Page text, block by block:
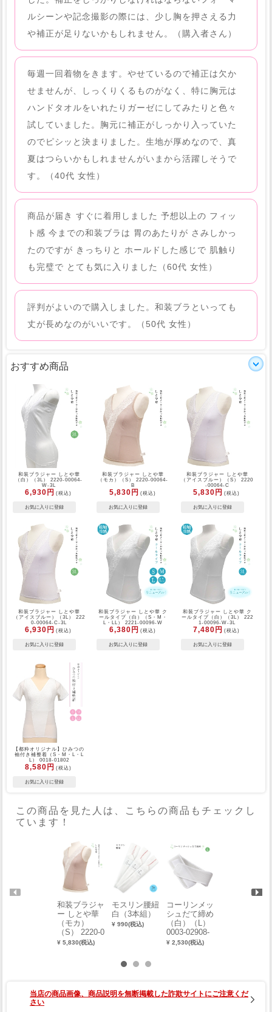
ルシーンや記念撮影の際には、少し胸を押さえる力
や補正が足りないかもしれません。（購入者さん）
毎週一回着物をきます。やせているので補正は欠か
せませんが、しっくりくるものがなく、特に胸元は
ハンドタオルをいれたりガーゼにしてみたりと色々
試していました。胸元に補正がしっかり入っていた
のでピシッと決まりました。生地が厚めなので、真
夏はつらいかもしれませんがいまから活躍しそうで
す。（40代 女性）
商品が届き すぐに着用しました 予想以上の フィッ
ト感 今までの和装ブラは 胃のあたりが さみしかっ
たのですが きっちりと ホールドした感じで 肌触り
も完璧で とても気に入りました（60代 女性）
評判がよいので購入しました。和装ブラといっても
丈が長めなのがいいです。（50代 女性）
おすすめ商品
和装ブラジャー しとや華
（白）（3L） 2220-00064-
W-3L
6,930円 (税込)
和装ブラジャー しとや華
（モカ）（S） 2220-00064-
B
5,830円 (税込)
和装ブラジャー しとや華
（アイスブルー）（S） 2220
-00064-C
5,830円 (税込)
和装ブラジャー しとや華
（アイスブルー）（3L） 222
0-00064-C-3L
6,930円 (税込)
和装ブラジャー しとや華 ク
ールタイプ（白）（S・M・
L・LL） 2221-00096-W
6,380円 (税込)
和装ブラジャー しとや華 ク
ールタイプ（白）（3L） 222
1-00096-W-3L
7,480円 (税込)
【都粋オリジナル】ひみつの
袖付き補整着（S・M・L・L
L） 0018-01802
8,580円 (税込)
この商品を見た人は、こちらの商品もチェックし
ています！
和装ブラジャ
ー しとや華
（モカ）
（S） 2220-0
0064-B
¥ 5,830(税込)
モスリン腰紐
白（3本組）
¥ 990(税込)
コーリンメッ
シュだて締め
（白）（L）
0003-02908-
W-L
¥ 2,530(税込)
当店の商品画像、商品説明を無断掲載した詐欺サイトにご注意くだ
さい